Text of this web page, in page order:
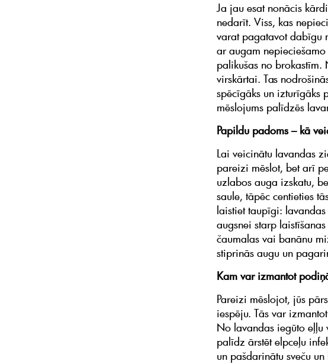
Ja jau esat nonācis
nedarīt. Viss, kas
varat pagatavot dabīgu
ar augam
palikušas no brokastīm.
virskārtai. Tas
spēcīgāks un izturīgāks
mēslojums palīdzēs
Papildu padoms – kā
Lai veicinātu lavandas
pareizi mēslot, bet arī
uzlabos auga izskatu,
saule, tāpēc centieties
laistiet taupīgi:
augsnei starp
čaumalas vai banānu
stiprinās augu un
Kam var izmantot
Pareizi mēslojot, jūs
iespēju. Tās var
No lavandas iegūto eļļu
palīdz ārstēt elpceļu
un pašdarinātu sveču